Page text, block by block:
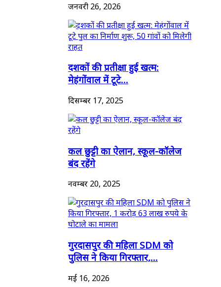
जनवरी 26, 2026
दशकों की प्रतीक्षा हुई खत्म:
मेहंगोंवाल में टूटे...
दिसम्बर 17, 2025
कल छुट्टी का ऐलान, स्कूल-कॉलेज
बंद रहेंगे
नवम्बर 20, 2025
गुरदासपुर की महिला SDM को
पुलिस ने किया गिरफ्तार,...
मई 16, 2026